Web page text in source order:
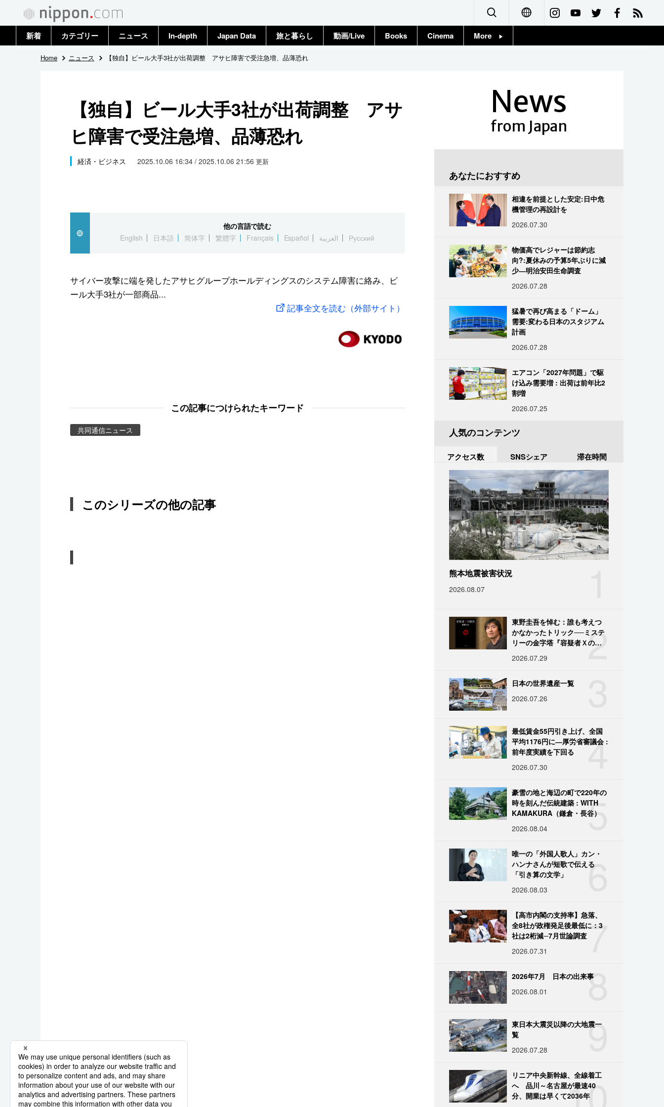
Français
新着 カテゴリー
政治・外交
社会
文化
スポーツ・東京2020
ニュース
トップ
In-depth Japan Data 旅と暮らし 動画/Live Books Cinema More
Home ニュース 【独自】ビール大手3社が出荷調整 アサヒ障害で受注急増、品薄恐れ
【独自】ビール大手3社が出荷調整 アサ
ヒ障害で受注急増、品薄恐れ
経済・ビジネス 2025.10.06 16:34 / 2025.10.06 21:56 更新
他の言語で読む
English
日本語 简体字 繁體字 Français Español العربية Русский
サイバー攻撃に端を発したアサヒグループホールディングスのシステム障害に絡み、ビ
ール大手3社が一部商品...
記事全文を読む（外部サイト）
この記事につけられたキーワード
共同通信ニュース
このシリーズの他の記事
News
from Japan
あなたにおすすめ
相違を前提とした安定:日中危
機管理の再設計を
2026.07.30
物価高でレジャーは節約志
向?:夏休みの予算5年ぶりに減
少―明治安田生命調査
2026.07.28
猛暑で再び高まる「ドーム」
需要:変わる日本のスタジアム
計画
2026.07.28
エアコン「2027年問題」で駆
け込み需要増 : 出荷は前年比2
割増
2026.07.25
人気のコンテンツ
アクセス数 SNSシェア 滞在時間
熊本地震被害状況
2026.08.07
2
東野圭吾を悼む：誰も考えつ
かなかったトリック──ミステ
リーの金字塔『容疑者Ｘの献
2026.07.29
日本の世界遺産一覧
2026.07.26
4
最低賃金55円引き上げ、全国
平均1176円に―厚労省審議会 :
前年度実績を下回る
2026.07.30
5
豪雪の地と海辺の町で220年の
時を刻んだ伝統建築 : WITH
KAMAKURA（鎌倉・長谷）
2026.08.04
6
唯一の「外国人歌人」カン・
ハンナさんが短歌で伝える
「引き算の文学」
2026.08.03
7
【高市内閣の支持率】急落、
全8社が政権発足後最低に：3
社は2桁減─7月世論調査
2026.07.31
8
2026年7月 日本の出来事
2026.08.01
9
東日本大震災以降の大地震一
覧
2026.07.28
10
リニア中央新幹線、全線着工
へ 品川～名古屋が最速40
分、開業は早くて2036年